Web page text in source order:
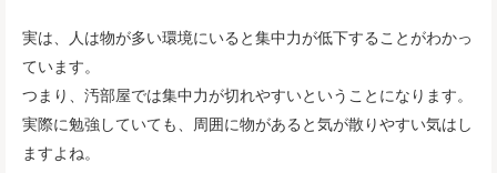
実は、人は物が多い環境にいると集中力が低下することがわかっ
ています。
つまり、汚部屋では集中力が切れやすいということになります。
実際に勉強していても、周囲に物があると気が散りやすい気はし
ますよね。